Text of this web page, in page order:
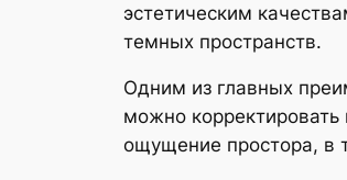
эстетическим
темных пространств.
Одним из главных
можно
ощущение простора, в